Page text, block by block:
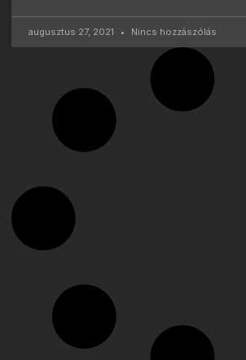
augusztus 27, 2021 Nincs hozzászólás